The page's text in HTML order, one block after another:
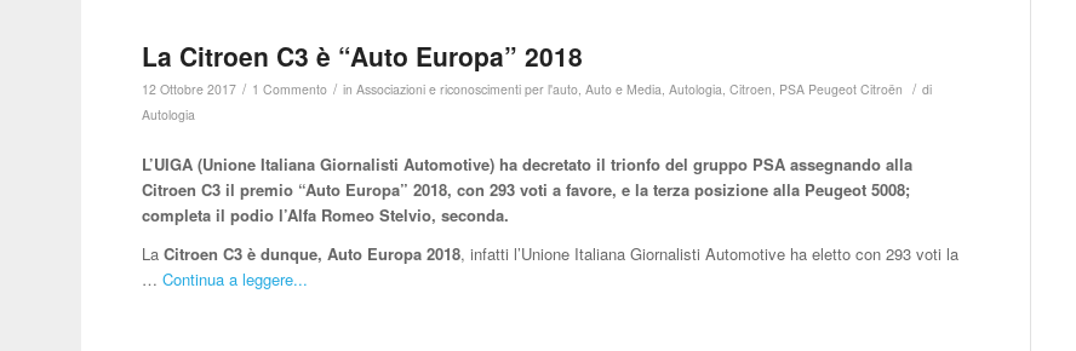
La Citroen C3 è “Auto Europa” 2018
12 Ottobre 2017 / 1 Commento / inAssociazioni e riconoscimenti per l'auto,Auto e Media,Autologia,Citroen, PSA Peugeot Citroën / di
Autologia
L’UIGA (Unione Italiana Giornalisti Automotive) ha decretato il trionfo del gruppo PSA assegnando alla
Citroen C3 il premio “Auto Europa” 2018, con 293 voti a favore, e la terza posizione alla Peugeot 5008;
completa il podio l’Alfa Romeo Stelvio, seconda.
LaCitroen C3 è dunque, Auto Europa 2018, infatti l’Unione Italiana Giornalisti Automotive ha eletto con 293 voti la
…Continua a leggere...